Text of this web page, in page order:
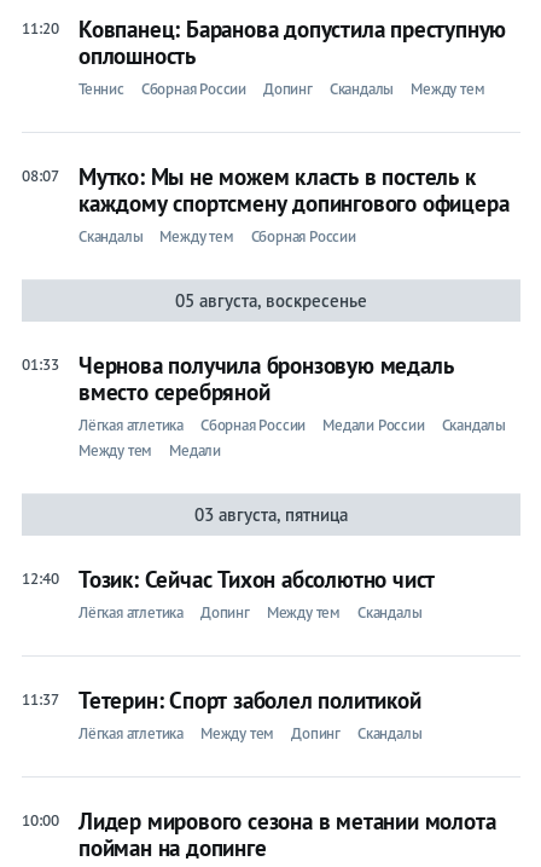
11:20
Ковпанец: Баранова допустила преступную
оплошность
Теннис Сборная России Допинг Скандалы Между тем
08:07
Мутко: Мы не можем класть в постель к
каждому спортсмену допингового офицера
Скандалы Между тем Сборная России
05 августа, воскресенье
01:33
Чернова получила бронзовую медаль
вместо серебряной
Лёгкая атлетика Сборная России Медали России
Скандалы
Между тем
Медали
03 августа, пятница
12:40 Тозик: Сейчас Тихон абсолютно чист
Лёгкая атлетика Допинг Между тем Скандалы
11:37 Тетерин: Спорт заболел политикой
Лёгкая атлетика Между тем Допинг Скандалы
10:00
Лидер мирового сезона в метании молота
пойман на допинге